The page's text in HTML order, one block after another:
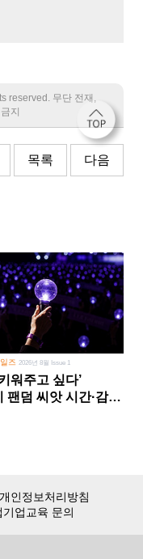
reserved. 무단 전재,
지
목록 다음
즈 2026년 8월 Issue 1
워주고 싶다’
팬덤 씨앗 시간·감정
개인정보처리방침
기업교육 문의